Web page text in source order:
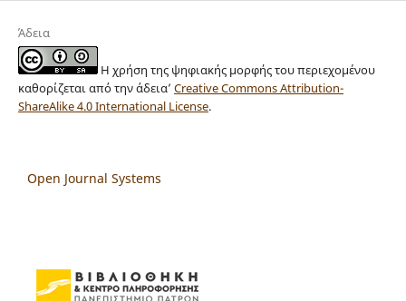
Άδεια
Η χρήση της ψηφιακής μορφής του περιεχομένου
καθορίζεται από την άδεια’ Creative Commons Attribution-
ShareAlike 4.0 International License.
Open Journal Systems